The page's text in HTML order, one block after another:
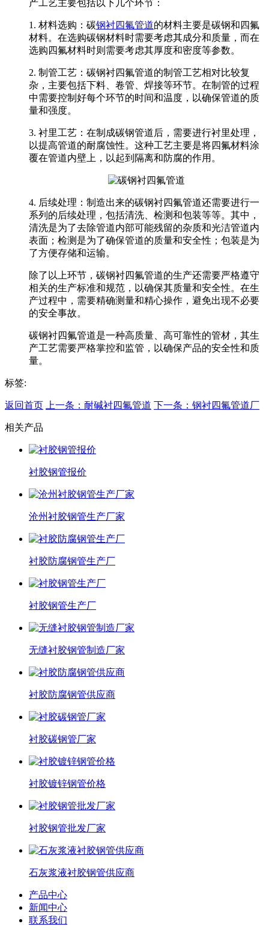
产工艺主要包括以下几个环节：
1. 材料选购：碳钢衬四氟管道的材料主要是碳钢和四氟
材料。在选购碳钢材料时需要考虑其成分和质量，而在
选购四氟材料时则需要考虑其厚度和密度等参数。
2. 制管工艺：碳钢衬四氟管道的制管工艺相对比较复
杂，主要包括下料、卷管、焊接等环节。在制管的过程
中需要控制好每个环节的时间和温度，以确保管道的质
量和强度。
3. 衬里工艺：在制成碳钢管道后，需要进行衬里处理，
以提高管道的耐腐蚀性。这种工艺主要是将四氟材料涂
覆在管道内壁上，以起到隔离和防腐的作用。
4. 后续处理：制造出来的碳钢衬四氟管道还需要进行一
系列的后续处理，包括清洗、检测和包装等等。其中，
清洗是为了去除管道内部可能残留的杂质和光洁管道内
表面；检测是为了确保管道的质量和安全性；包装是为
了方便存储和运输。
除了以上环节，碳钢衬四氟管道的生产还需要严格遵守
相关的生产标准和规范，以确保其质量和安全性。在生
产过程中，需要精确测量和精心操作，避免出现不必要
的安全事故。
碳钢衬四氟管道是一种高质量、高可靠性的管材，其生
产工艺需要严格掌控和监管，以确保产品的安全性和质
量。
标签:
返回首页 上一条：耐碱衬四氟管道 下一条：钢衬四氟管道厂
相关产品
衬胶钢管报价
沧州衬胶钢管生产厂家
衬胶防腐钢管生产厂
衬胶钢管生产厂
无缝衬胶钢管制造厂家
衬胶防腐钢管供应商
衬胶碳钢管厂家
衬胶镀锌钢管价格
衬胶钢管批发厂家
石灰浆液衬胶钢管供应商
产品中心
新闻中心
联系我们